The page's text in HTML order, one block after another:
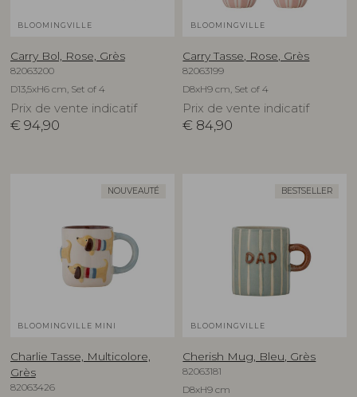
BLOOMINGVILLE
Carry Bol, Rose, Grès
82063200
D13,5xH6 cm, Set of 4
Prix de vente indicatif
€ 94,90
BLOOMINGVILLE
Carry Tasse, Rose, Grès
82063199
D8xH9 cm, Set of 4
Prix de vente indicatif
€ 84,90
NOUVEAUTÉ
BLOOMINGVILLE MINI
Charlie Tasse, Multicolore,
Grès
82063426
BESTSELLER
BLOOMINGVILLE
Cherish Mug, Bleu, Grès
82063181
D8xH9 cm